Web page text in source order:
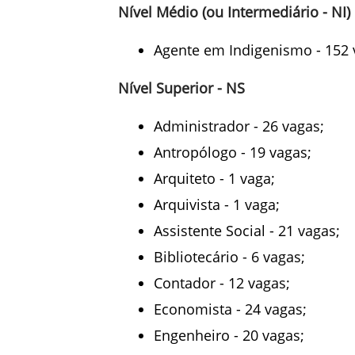
Nível Médio (ou Intermediário - NI)
Agente em Indigenismo - 152
Nível Superior - NS
Administrador - 26 vagas;
Antropólogo - 19 vagas;
Arquiteto - 1 vaga;
Arquivista - 1 vaga;
Assistente Social - 21 vagas;
Bibliotecário - 6 vagas;
Contador - 12 vagas;
Economista - 24 vagas;
Engenheiro - 20 vagas;